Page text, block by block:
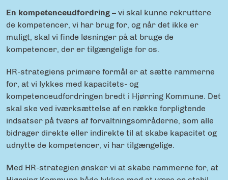
En kompetenceudfordring – vi skal kunne rekruttere
de kompetencer, vi har brug for, og når det ikke er
muligt, skal vi finde løsninger på at bruge de
kompetencer, der er tilgængelige for os.
HR-strategiens primære formål er at sætte rammerne
for, at vi lykkes med kapacitets- og
kompetenceudfordringen bredt i Hjørring Kommune. Det
skal ske ved iværksættelse af en række forpligtende
indsatser på tværs af forvaltningsområderne, som alle
bidrager direkte eller indirekte til at skabe kapacitet og
udnytte de kompetencer, vi har tilgængelige.
Med HR-strategien ønsker vi at skabe rammerne for, at